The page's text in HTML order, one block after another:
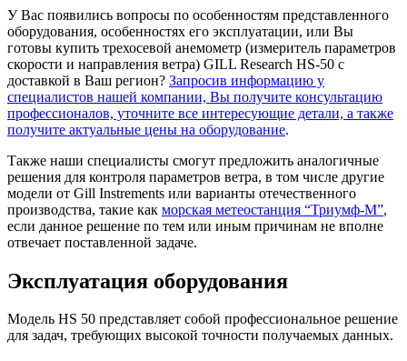
У Вас появились вопросы по особенностям представленного
оборудования, особенностях его эксплуатации, или Вы
готовы купить трехосевой анемометр (измеритель параметров
скорости и направления ветра) GILL Research HS-50 с
доставкой в Ваш регион? Запросив информацию у
специалистов нашей компании, Вы получите консультацию
профессионалов, уточните все интересующие детали, а также
получите актуальные цены на оборудование.
Также наши специалисты смогут предложить аналогичные
решения для контроля параметров ветра, в том числе другие
модели от Gill Instrements или варианты отечественного
производства, такие как морская метеостанция “Триумф-М”,
если данное решение по тем или иным причинам не вполне
отвечает поставленной задаче.
Эксплуатация оборудования
Модель HS 50 представляет собой профессиональное решение
для задач, требующих высокой точности получаемых данных.